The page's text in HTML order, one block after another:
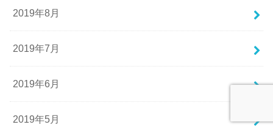
2019年8月
2019年7月
2019年6月
2019年5月